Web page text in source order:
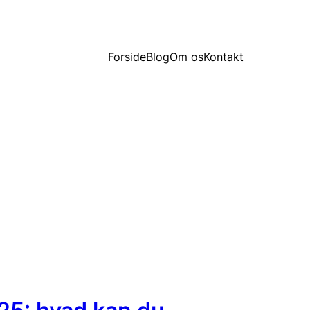
ForsideBlogOm osKontakt